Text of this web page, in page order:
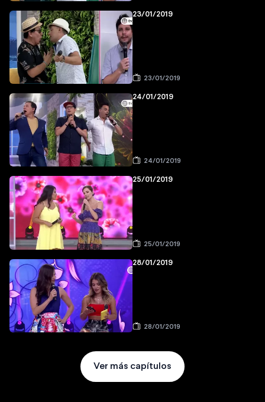
23/01/2019
23/01/2019
24/01/2019
24/01/2019
25/01/2019
25/01/2019
28/01/2019
28/01/2019
Ver más capítulos